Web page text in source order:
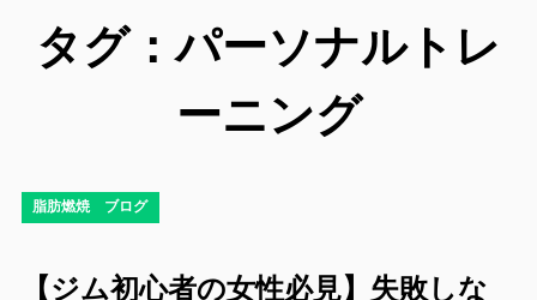
タグ：パーソナルトレ
ーニング
コラム
ダイエットブログ
脂肪燃焼
【ジム初心者の女性必見】失敗しな